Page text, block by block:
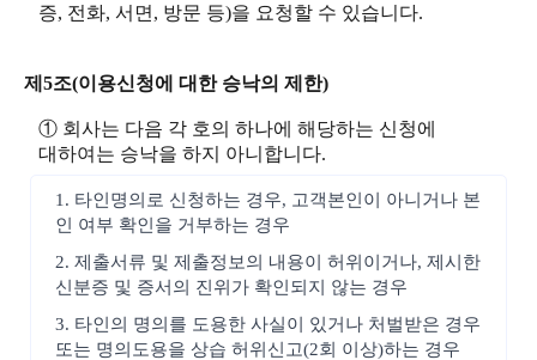
증, 전화, 서면, 방문 등)을 요청할 수 있습니다.
제5조(이용신청에 대한 승낙의 제한)
① 회사는 다음 각 호의 하나에 해당하는 신청에
대하여는 승낙을 하지 아니합니다.
1. 타인명의로 신청하는 경우, 고객본인이 아니거나 본
인 여부 확인을 거부하는 경우
2. 제출서류 및 제출정보의 내용이 허위이거나, 제시한
신분증 및 증서의 진위가 확인되지 않는 경우
3. 타인의 명의를 도용한 사실이 있거나 처벌받은 경우
또는 명의도용을 상습 허위신고(2회 이상)하는 경우